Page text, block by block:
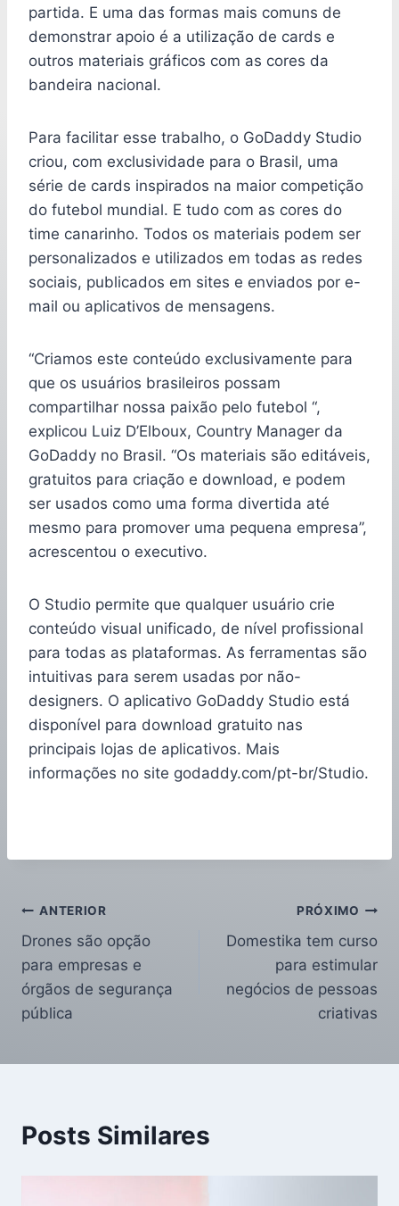
partida. E uma das formas mais comuns de
demonstrar apoio é a utilização de cards e
outros materiais gráficos com as cores da
bandeira nacional.
Para facilitar esse trabalho, o GoDaddy Studio
criou, com exclusividade para o Brasil, uma
série de cards inspirados na maior competição
do futebol mundial. E tudo com as cores do
time canarinho. Todos os materiais podem ser
personalizados e utilizados em todas as redes
sociais, publicados em sites e enviados por e-
mail ou aplicativos de mensagens.
“Criamos este conteúdo exclusivamente para
que os usuários brasileiros possam
compartilhar nossa paixão pelo futebol “,
explicou Luiz D’Elboux, Country Manager da
GoDaddy no Brasil. “Os materiais são editáveis,
gratuitos para criação e download, e podem
ser usados como uma forma divertida até
mesmo para promover uma pequena empresa”,
acrescentou o executivo.
O Studio permite que qualquer usuário crie
conteúdo visual unificado, de nível profissional
para todas as plataformas. As ferramentas são
intuitivas para serem usadas por não-
designers. O aplicativo GoDaddy Studio está
disponível para download gratuito nas
principais lojas de aplicativos. Mais
informações no site godaddy.com/pt-br/Studio.
ANTERIOR
Drones são opção
para empresas e
órgãos de segurança
pública
PRÓXIMO
Domestika tem curso
para estimular
negócios de pessoas
criativas
Posts Similares